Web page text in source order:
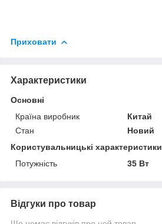
Приховати
Характеристики
Основні
Країна виробник
Китай
Стан
Новий
Користувальницькі характеристики
Потужність
35 Вт
Відгуки про товар